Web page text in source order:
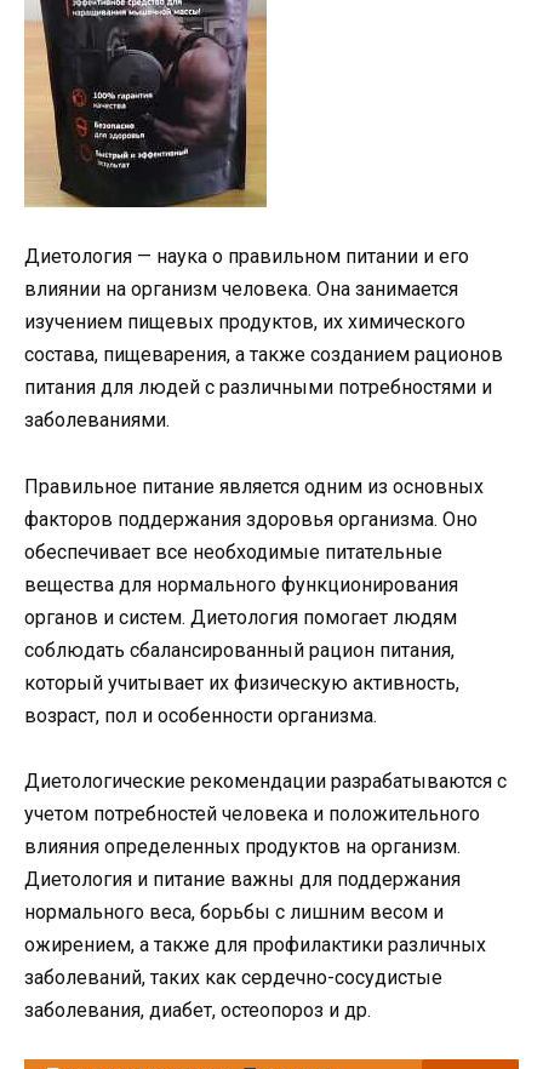
Диетология — наука о правильном питании и его
влиянии на организм человека. Она занимается
изучением пищевых продуктов, их химического
состава, пищеварения, а также созданием рационов
питания для людей с различными потребностями и
заболеваниями.
Правильное питание является одним из основных
факторов поддержания здоровья организма. Оно
обеспечивает все необходимые питательные
вещества для нормального функционирования
органов и систем. Диетология помогает людям
соблюдать сбалансированный рацион питания,
который учитывает их физическую активность,
возраст, пол и особенности организма.
Диетологические рекомендации разрабатываются с
учетом потребностей человека и положительного
влияния определенных продуктов на организм.
Диетология и питание важны для поддержания
нормального веса, борьбы с лишним весом и
ожирением, а также для профилактики различных
заболеваний, таких как сердечно-сосудистые
заболевания, диабет, остеопороз и др.